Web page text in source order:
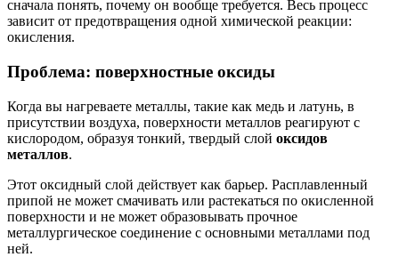
сначала понять, почему он вообще требуется. Весь процесс
зависит от предотвращения одной химической реакции:
окисления.
Проблема: поверхностные оксиды
Когда вы нагреваете металлы, такие как медь и латунь, в
присутствии воздуха, поверхности металлов реагируют с
кислородом, образуя тонкий, твердый слой оксидов
металлов.
Этот оксидный слой действует как барьер. Расплавленный
припой не может смачивать или растекаться по окисленной
поверхности и не может образовывать прочное
металлургическое соединение с основными металлами под
ней.